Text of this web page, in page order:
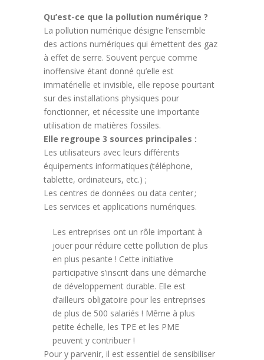
Qu’est-ce que la pollution numérique ?
La pollution numérique désigne l’ensemble
des actions numériques qui émettent des gaz
à effet de serre. Souvent perçue comme
inoffensive étant donné qu’elle est
immatérielle et invisible, elle repose pourtant
sur des installations physiques pour
fonctionner, et nécessite une importante
utilisation de matières fossiles.
Elle regroupe 3 sources principales :
Les utilisateurs avec leurs différents
équipements informatiques (téléphone,
tablette, ordinateurs, etc.) ;
Les centres de données ou data center ;
Les services et applications numériques.
Les entreprises ont un rôle important à
jouer pour réduire cette pollution de plus
en plus pesante ! Cette initiative
participative s’inscrit dans une démarche
de développement durable. Elle est
d’ailleurs obligatoire pour les entreprises
de plus de 500 salariés ! Même à plus
petite échelle, les TPE et les PME
peuvent y contribuer !
Pour y parvenir, il est essentiel de sensibiliser